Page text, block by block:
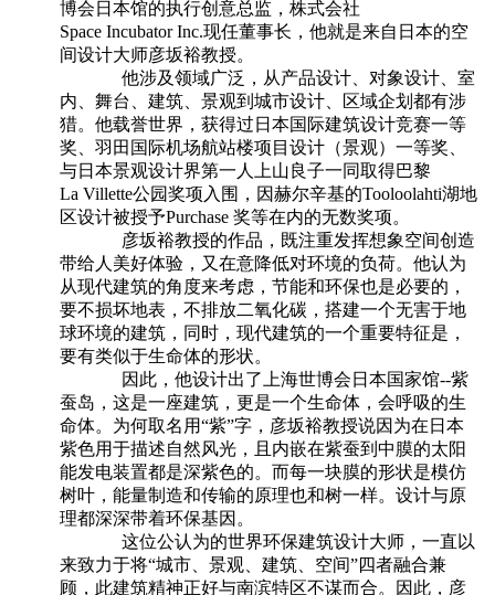
博会日本馆的执行创意总监，株式会社
Space Incubator Inc.现任董事长，他就是来自日本的空
间设计大师彦坂裕教授。
他涉及领域广泛，从产品设计、对象设计、室
内、舞台、建筑、景观到城市设计、区域企划都有涉
猎。他载誉世界，获得过日本国际建筑设计竞赛一等
奖、羽田国际机场航站楼项目设计（景观）一等奖、
与日本景观设计界第一人上山良子一同取得巴黎
La Villette公园奖项入围，因赫尔辛基的Tooloolahti湖地
区设计被授予Purchase 奖等在内的无数奖项。
彦坂裕教授的作品，既注重发挥想象空间创造
带给人美好体验，又在意降低对环境的负荷。他认为
从现代建筑的角度来考虑，节能和环保也是必要的，
要不损坏地表，不排放二氧化碳，搭建一个无害于地
球环境的建筑，同时，现代建筑的一个重要特征是，
要有类似于生命体的形状。
因此，他设计出了上海世博会日本国家馆--紫
蚕岛，这是一座建筑，更是一个生命体，会呼吸的生
命体。为何取名用“紫”字，彦坂裕教授说因为在日本
紫色用于描述自然风光，且内嵌在紫蚕到中膜的太阳
能发电装置都是深紫色的。而每一块膜的形状是模仿
树叶，能量制造和传输的原理也和树一样。设计与原
理都深深带着环保基因。
这位公认为的世界环保建筑设计大师，一直以
来致力于将“城市、景观、建筑、空间”四者融合兼
顾，此建筑精神正好与南滨特区不谋而合。因此，彦